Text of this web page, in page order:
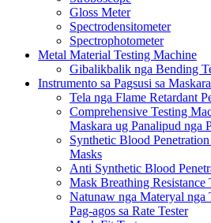
Gloss Meter
Spectrodensitometer
Spectrophotometer
Metal Material Testing Machine
Gibalikbalik nga Bending
Instrumento sa Pagsusi sa Maskara
Tela nga Flame Retardant
Comprehensive Testing
Maskara ug Panalipud nga
Synthetic Blood
Masks
Anti Synthetic Blood
Mask Breathing Resistance
Natunaw nga Materyal nga
Pag-agos sa Rate Tester